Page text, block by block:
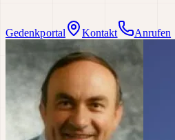
Gedenkportal Kontakt Anrufen